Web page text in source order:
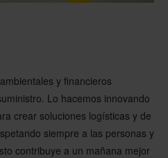
y financieros
Lo hacemos innovando
crear soluciones logísticas y de
siempre a las personas y
contribuye a un mañana mejor